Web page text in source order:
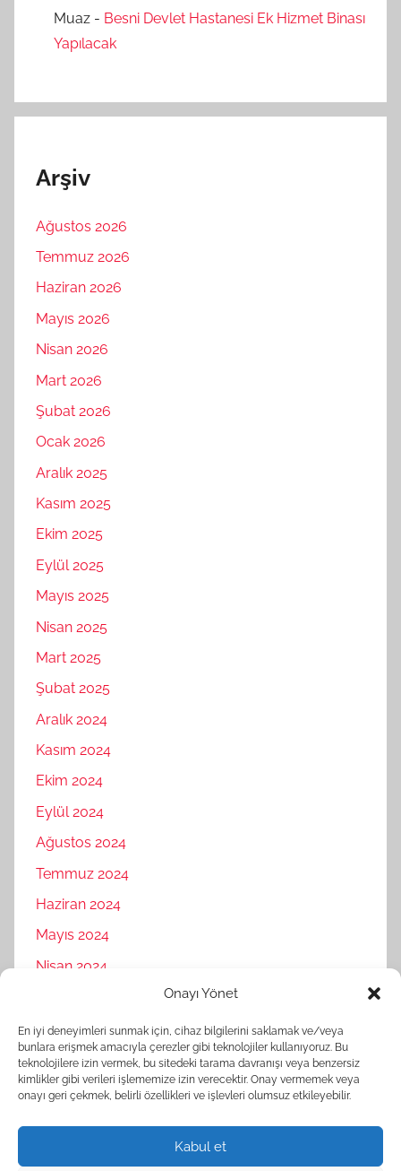
Onayı Yönet
En iyi deneyimleri sunmak için, cihaz bilgilerini saklamak ve/veya
bunlara erişmek amacıyla çerezler gibi teknolojiler kullanıyoruz. Bu
teknolojilere izin vermek, bu sitedeki tarama davranışı veya benzersiz
kimlikler gibi verileri işlememize izin verecektir. Onay vermemek veya
onayı geri çekmek, belirli özellikleri ve işlevleri olumsuz etkileyebilir.
Kabul et
Muaz - Besni Devlet Hastanesi Ek Hizmet Binası
Yapılacak
Arşiv
Ağustos 2026
Temmuz 2026
Haziran 2026
Mayıs 2026
Nisan 2026
Mart 2026
Şubat 2026
Ocak 2026
Aralık 2025
Kasım 2025
Ekim 2025
Eylül 2025
Mayıs 2025
Nisan 2025
Mart 2025
Şubat 2025
Aralık 2024
Kasım 2024
Ekim 2024
Eylül 2024
Ağustos 2024
Temmuz 2024
Haziran 2024
Mayıs 2024
Nisan 2024
Şubat 2024
Ocak 2024
Aralık 2023